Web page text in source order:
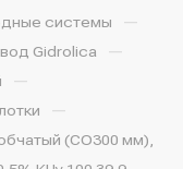
системы —
Gidrolica —
—
—
(СО300 мм),